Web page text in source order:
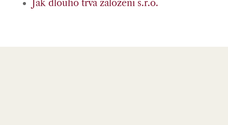
Jak dlouho trvá založení s.r.o.